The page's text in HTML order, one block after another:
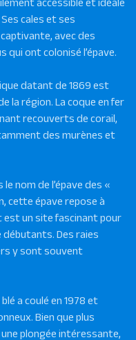
cales et ses
avec des
ont colonisé l’épave.
datant de 1869 est
la région. La coque en fer
recouverts de corail,
des murènes et
nom de l’épave des «
cette épave repose à
un site fascinant pour
Des raies
y sont souvent
a coulé en 1978 et
Bien que plus
plongée intéressante,